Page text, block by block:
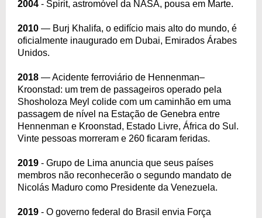
2004 - Spirit, astromóvel da NASA, pousa em Marte.
2010 — Burj Khalifa, o edifício mais alto do mundo, é
oficialmente inaugurado em Dubai, Emirados Árabes
Unidos.
2018 — Acidente ferroviário de Hennenman–
Kroonstad: um trem de passageiros operado pela
Shosholoza Meyl colide com um caminhão em uma
passagem de nível na Estação de Genebra entre
Hennenman e Kroonstad, Estado Livre, África do Sul.
Vinte pessoas morreram e 260 ficaram feridas.
2019 - Grupo de Lima anuncia que seus países
membros não reconhecerão o segundo mandato de
Nicolás Maduro como Presidente da Venezuela.
2019 - O governo federal do Brasil envia Força